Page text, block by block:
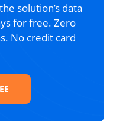
solution’s data
for free. Zero
No credit card